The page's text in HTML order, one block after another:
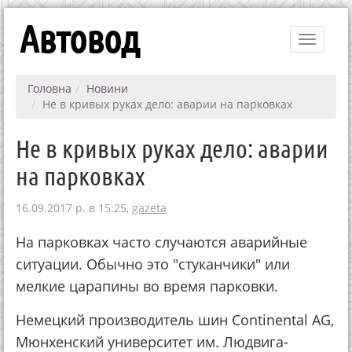
Toggle
Автовод
Головна
Новини
Не в кривых руках дело: аварии на парковках
Не в кривых руках дело: аварии
на парковках
16.09.2017 р. в 15:25, gazeta
На парковках часто случаются аварийные
ситуации. Обычно это "стуканчики" или
мелкие царапины во время парковки.
Немецкий производитель шин Continental AG,
Мюнхенский университет им. Людвига-